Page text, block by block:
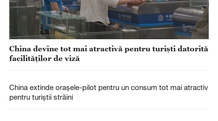
China devine tot mai atractivă pentru turiști datorită
facilităților de viză
China extinde orașele-pilot pentru un consum tot mai atractiv
pentru turiștii străini